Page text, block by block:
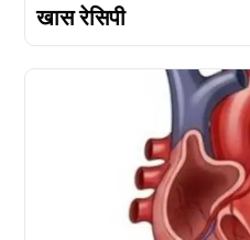
खास रेसिपी